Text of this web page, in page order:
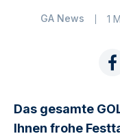
GA News 1
Das gesamte
Ihnen frohe